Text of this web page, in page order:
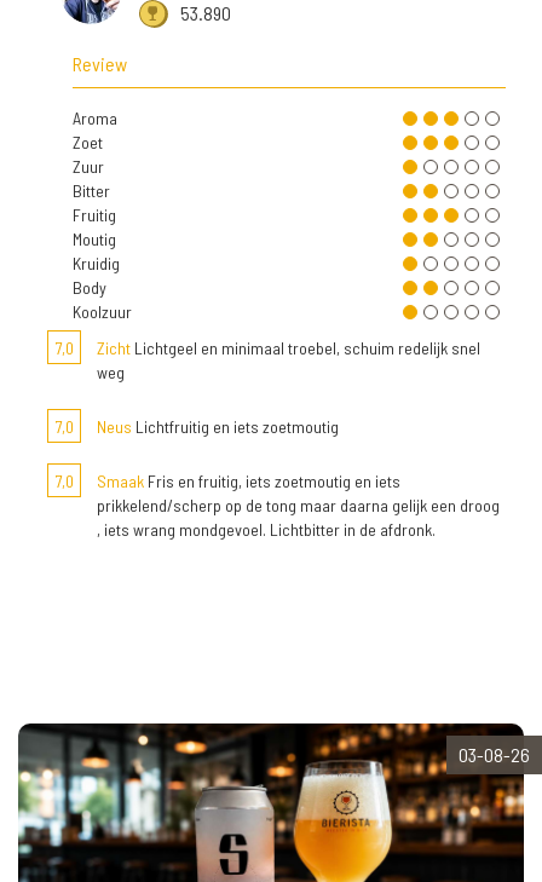
53.890
Review
Aroma
Zoet
Zuur
Bitter
Fruitig
Moutig
Kruidig
Body
Koolzuur
7,0
Zicht Lichtgeel en minimaal troebel, schuim redelijk snel
weg
7,0 Neus Lichtfruitig en iets zoetmoutig
7,0 Smaak Fris en fruitig, iets zoetmoutig en iets
prikkelend/scherp op de tong maar daarna gelijk een droog
, iets wrang mondgevoel. Lichtbitter in de afdronk.
03-08-26